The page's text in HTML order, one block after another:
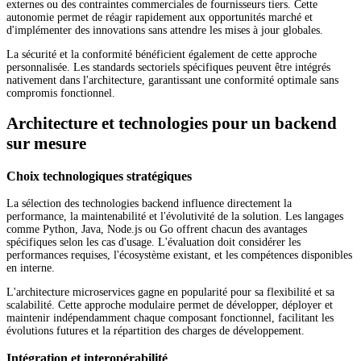
externes ou des contraintes commerciales de fournisseurs tiers. Cette
autonomie permet de réagir rapidement aux opportunités marché et
d'implémenter des innovations sans attendre les mises à jour globales.
La sécurité et la conformité bénéficient également de cette approche
personnalisée. Les standards sectoriels spécifiques peuvent être intégrés
nativement dans l'architecture, garantissant une conformité optimale sans
compromis fonctionnel.
Architecture et technologies pour un backend
sur mesure
Choix technologiques stratégiques
La sélection des technologies backend influence directement la
performance, la maintenabilité et l'évolutivité de la solution. Les langages
comme Python, Java, Node.js ou Go offrent chacun des avantages
spécifiques selon les cas d'usage. L'évaluation doit considérer les
performances requises, l'écosystème existant, et les compétences disponibles
en interne.
L'architecture microservices gagne en popularité pour sa flexibilité et sa
scalabilité. Cette approche modulaire permet de développer, déployer et
maintenir indépendamment chaque composant fonctionnel, facilitant les
évolutions futures et la répartition des charges de développement.